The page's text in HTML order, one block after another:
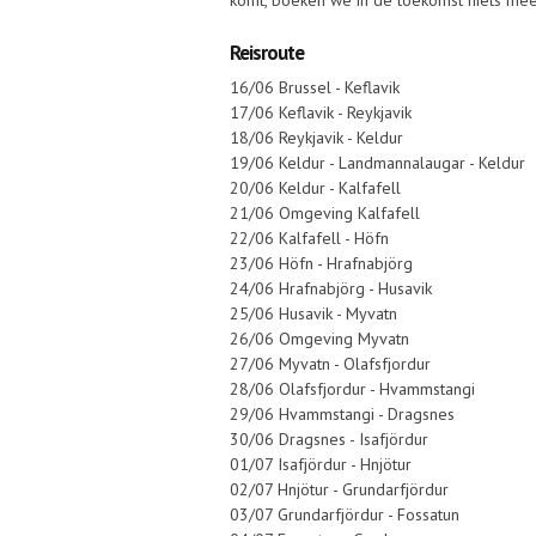
Reisroute
16/06 Brussel - Keflavik
17/06 Keflavik - Reykjavik
18/06 Reykjavik - Keldur
19/06 Keldur - Landmannalaugar - Keldur
20/06 Keldur - Kalfafell
21/06 Omgeving Kalfafell
22/06 Kalfafell - Höfn
23/06 Höfn - Hrafnabjörg
24/06 Hrafnabjörg - Husavik
25/06 Husavik - Myvatn
26/06 Omgeving Myvatn
27/06 Myvatn - Olafsfjordur
28/06 Olafsfjordur - Hvammstangi
29/06 Hvammstangi - Dragsnes
30/06 Dragsnes - Isafjördur
01/07 Isafjördur - Hnjötur
02/07 Hnjötur - Grundarfjördur
03/07 Grundarfjördur - Fossatun